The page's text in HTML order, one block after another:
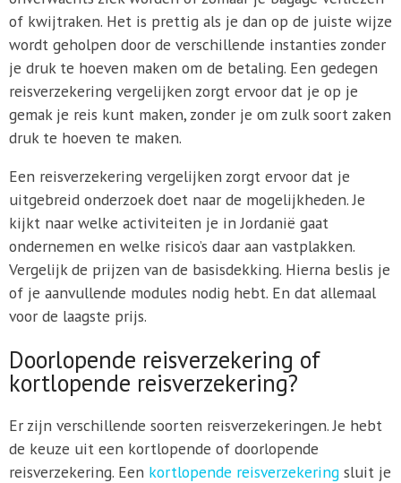
of kwijtraken. Het is prettig als je dan op de juiste wijze
wordt geholpen door de verschillende instanties zonder
je druk te hoeven maken om de betaling. Een gedegen
reisverzekering vergelijken zorgt ervoor dat je op je
gemak je reis kunt maken, zonder je om zulk soort zaken
druk te hoeven te maken.
Een reisverzekering vergelijken zorgt ervoor dat je
uitgebreid onderzoek doet naar de mogelijkheden. Je
kijkt naar welke activiteiten je in Jordanië gaat
ondernemen en welke risico’s daar aan vastplakken.
Vergelijk de prijzen van de basisdekking. Hierna beslis je
of je aanvullende modules nodig hebt. En dat allemaal
voor de laagste prijs.
Doorlopende reisverzekering of
kortlopende reisverzekering?
Er zijn verschillende soorten reisverzekeringen. Je hebt
de keuze uit een kortlopende of doorlopende
reisverzekering. Een kortlopende reisverzekeringsluit je